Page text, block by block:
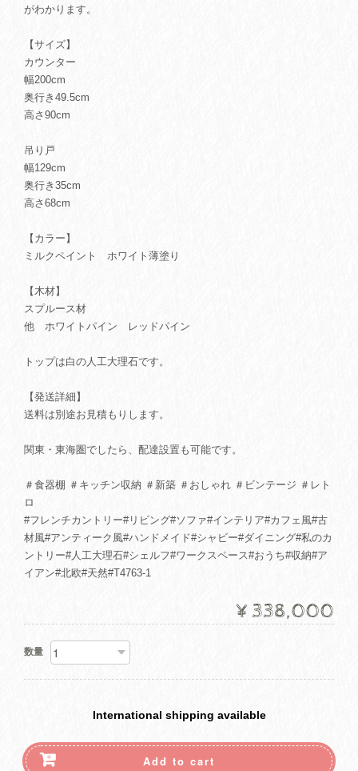
がわかります。
【サイズ】
カウンター
幅200cm
奥行き49.5cm
高さ90cm
吊り戸
幅129cm
奥行き35cm
高さ68cm
【カラー】
ミルクペイント ホワイト薄塗り
【木材】
スプルース材
他 ホワイトパイン レッドパイン
トップは白の人工大理石です。
【発送詳細】
送料は別途お見積もりします。
関東・東海圏でしたら、配達設置も可能です。
＃食器棚 ＃キッチン収納 ＃新築 ＃おしゃれ ＃ビンテージ ＃レト
ロ
#フレンチカントリー#リビング#ソファ#インテリア#カフェ風#古
材風#アンティーク風#ハンドメイド#シャビー#ダイニング#私のカ
ントリー#人工大理石#シェルフ#ワークスペース#おうち#収納#ア
イアン#北欧#天然#T4763-1
¥338,000
数量
International shipping available
Add to cart